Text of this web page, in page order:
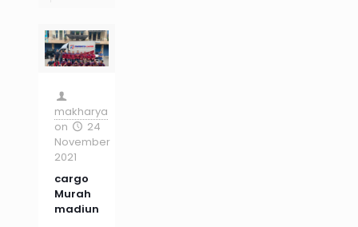
makharya
on
24
November
2021
cargo
Murah
madiun